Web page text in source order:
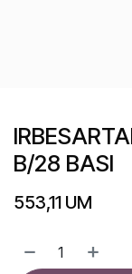
B/28 BASI
553,11 UM